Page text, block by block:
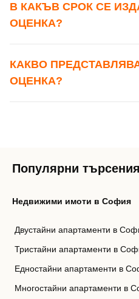
В КАКЪВ СРОК СЕ
ОЦЕНКА?
КАКВО
ОЦЕНКА?
Популярни
Недвижими имоти в София
Двустайни апартаменти в
Тристайни апартаменти в
Едностайни апартаменти в
Многостайни апартаменти в